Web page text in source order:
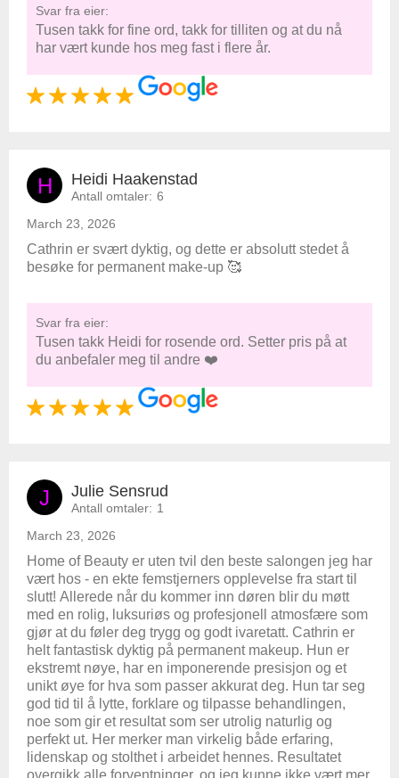
Svar fra eier:
Tusen takk for fine ord, takk for tilliten og at du nå
har vært kunde hos meg fast i flere år.
H Heidi Haakenstad
Antall omtaler: 6
March 23, 2026
Cathrin er svært dyktig, og dette er absolutt stedet å
besøke for permanent make-up 🥰
Svar fra eier:
Tusen takk Heidi for rosende ord. Setter pris på at
du anbefaler meg til andre ❤️
J Julie Sensrud
Antall omtaler: 1
March 23, 2026
Home of Beauty er uten tvil den beste salongen jeg har
vært hos - en ekte femstjerners opplevelse fra start til
slutt! Allerede når du kommer inn døren blir du møtt
med en rolig, luksuriøs og profesjonell atmosfære som
gjør at du føler deg trygg og godt ivaretatt. Cathrin er
helt fantastisk dyktig på permanent makeup. Hun er
ekstremt nøye, har en imponerende presisjon og et
unikt øye for hva som passer akkurat deg. Hun tar seg
god tid til å lytte, forklare og tilpasse behandlingen,
noe som gir et resultat som ser utrolig naturlig og
perfekt ut. Her merker man virkelig både erfaring,
lidenskap og stolthet i arbeidet hennes. Resultatet
overgikk alle forventninger, og jeg kunne ikke vært mer